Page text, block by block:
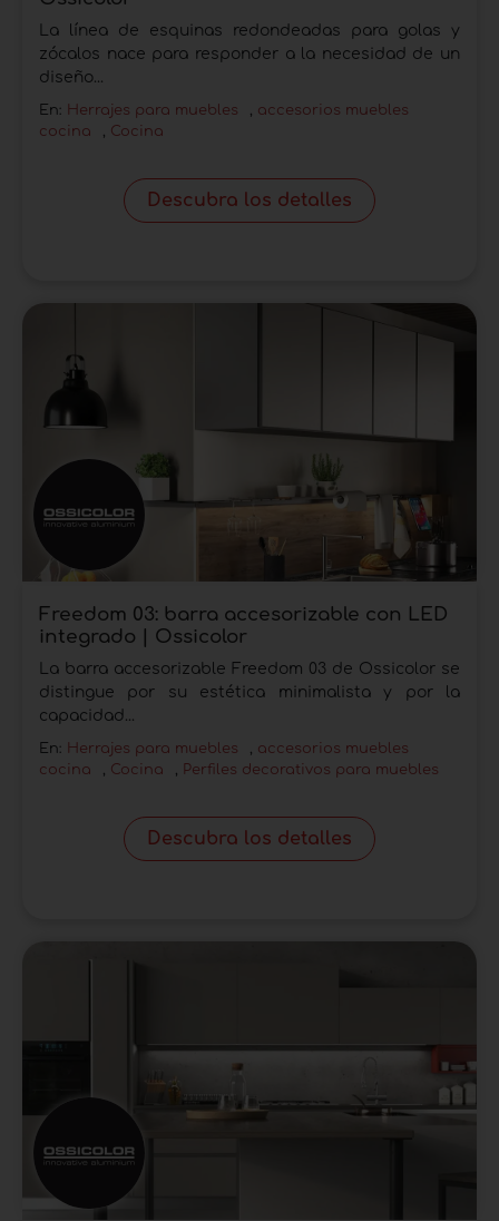
La línea de esquinas redondeadas para golas y
zócalos nace para responder a la necesidad de un
diseño...
En: Herrajes para muebles , accesorios muebles
cocina
, Cocina
Descubra los detalles
Freedom 03: barra accesorizable con LED
integrado | Ossicolor
La barra accesorizable Freedom 03 de Ossicolor se
distingue por su estética minimalista y por la
capacidad...
En: Herrajes para muebles , accesorios muebles
cocina
, Cocina , Perfiles decorativos para muebles
Descubra los detalles